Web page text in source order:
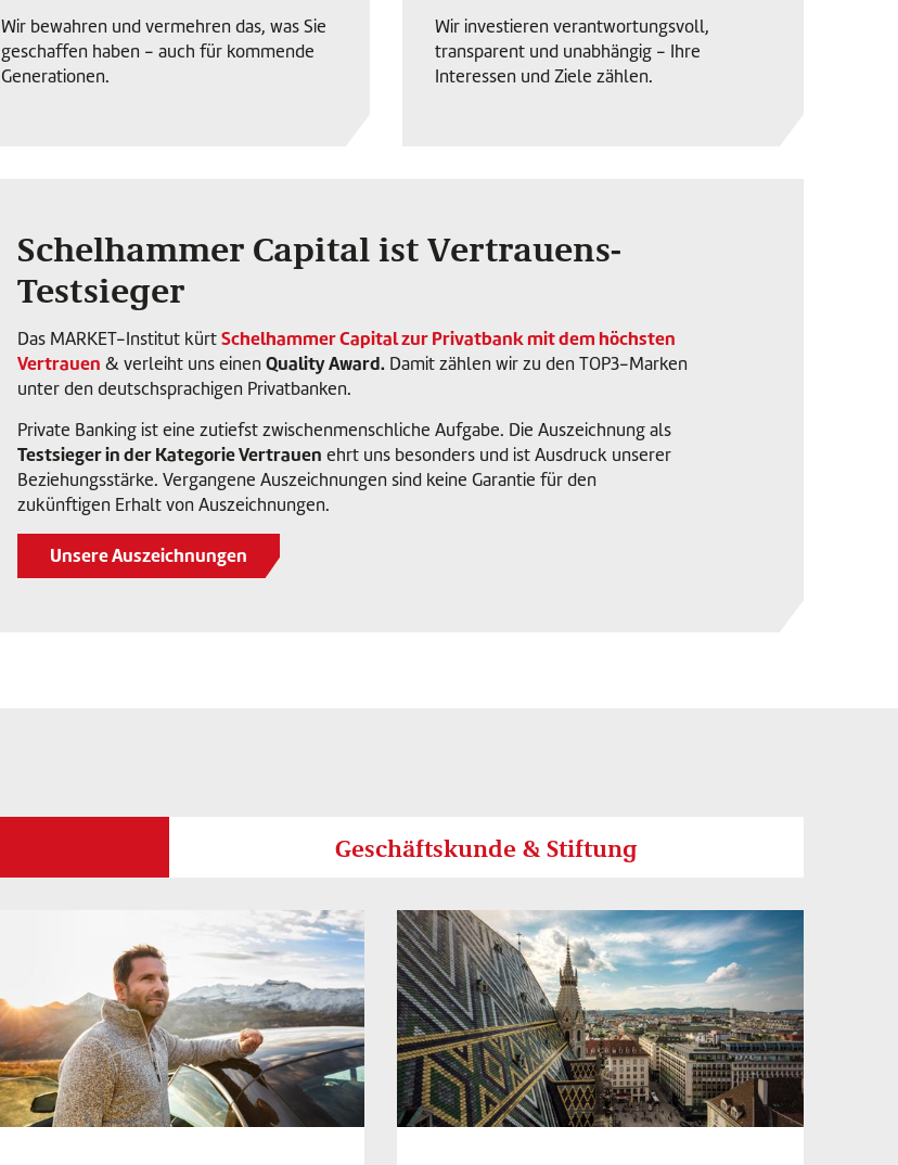
Wir bewahren und vermehren das, was Sie
geschaffen haben - auch für kommende
Generationen.
Wir investieren verantwortungsvoll,
transparent und unabhängig - Ihre
Interessen und Ziele zählen.
Schelhammer Capital ist Vertrauens-
Testsieger
Das MARKET-Institut kürtSchelhammer Capital zur Privatbank mit dem höchsten
Vertrauen & verleiht uns einen Quality Award. Damit zählen wir zu den TOP3-Marken
unter den deutschsprachigen Privatbanken.
Private Banking ist eine zutiefst zwischenmenschliche Aufgabe. Die Auszeichnung als
Testsieger in der Kategorie Vertrauen ehrt uns besonders und ist Ausdruck unserer
Beziehungsstärke. Vergangene Auszeichnungen sind keine Garantie für den
zukünftigen Erhalt von Auszeichnungen.
Unsere Auszeichnungen
Geschäftskunde & Stiftung